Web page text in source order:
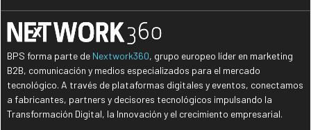
BPS forma parte de Nextwork360, grupo europeo líder en marketing
B2B, comunicación y medios especializados para el mercado
tecnológico. A través de plataformas digitales y eventos, conectamos
a fabricantes, partners y decisores tecnológicos impulsando la
Transformación Digital, la Innovación y el crecimiento empresarial.